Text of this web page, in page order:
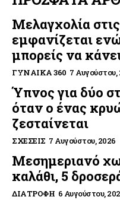
Μελαγχολία
εμφανίζεται
μπορείς να
ΓΥΝΑΊΚΑ 360 7 Αυγούστου,
Ύπνος για δύο
όταν ο ένας
ζεσταίνεται
ΣΧΈΣΕΙΣ 7 Αυγούστου, 2026
Μεσημεριανό
καλάθι, 5
ΔΙΑΤΡΟΦΉ 6 Αυγούστου,